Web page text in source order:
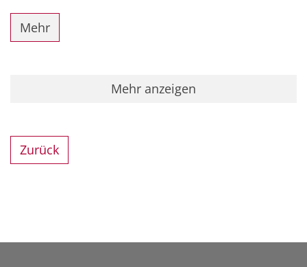
Mehr
Mehr anzeigen
Zurück